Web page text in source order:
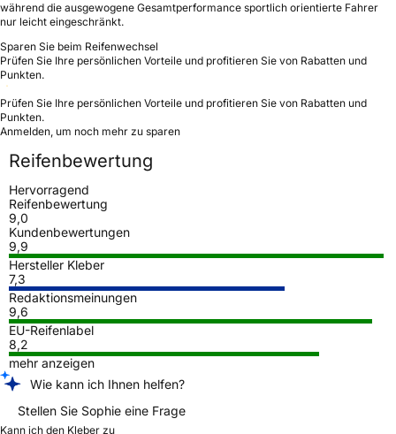
während die ausgewogene Gesamtperformance sportlich orientierte Fahrer
nur leicht eingeschränkt.
Sparen Sie beim Reifenwechsel
Prüfen Sie Ihre persönlichen Vorteile und profitieren Sie von Rabatten und
Punkten.
Prüfen Sie Ihre persönlichen Vorteile und profitieren Sie von Rabatten und
Punkten.
Anmelden, um noch mehr zu sparen
Reifenbewertung
Hervorragend
Reifenbewertung
9,0
Kundenbewertungen
9,9
Hersteller Kleber
7,3
Redaktionsmeinungen
9,6
EU-Reifenlabel
8,2
mehr anzeigen
Wie kann ich Ihnen helfen?
Stellen Sie Sophie eine Frage
Kann ich den Kleber zu